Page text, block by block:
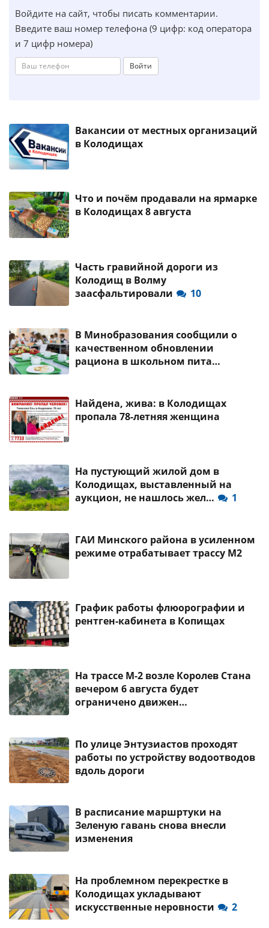
Войдите на сайт, чтобы писать комментарии.
Введите ваш номер телефона (9 цифр: код оператора
и 7 цифр номера)
Войти
Вакансии от местных организаций
в Колодищах
Что и почём продавали на ярмарке
в Колодищах 8 августа
Часть гравийной дороги из
Колодищ в Волму
заасфальтировали
10
В Минобразования сообщили о
качественном обновлении
рациона в школьном пита…
Найдена, жива: в Колодищах
пропала 78-летняя женщина
На пустующий жилой дом в
Колодищах, выставленный на
аукцион, не нашлось жел…
1
ГАИ Минского района в усиленном
режиме отрабатывает трассу М2
График работы флюорографии и
рентген-кабинета в Копищах
На трассе М-2 возле Королев Стана
вечером 6 августа будет
ограничено движен…
По улице Энтузиастов проходят
работы по устройству водоотводов
вдоль дороги
В расписание маршртуки на
Зеленую гавань снова внесли
изменения
На проблемном перекрестке в
Колодищах укладывают
искусственные неровности
2